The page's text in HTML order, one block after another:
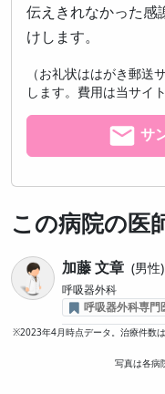
伝えきれなかった感
けします。
（お礼状ははがき郵送
します。費用は当サイ
サ
この病院の医
加藤 文章 男性
呼吸器外科
呼吸器外科専門
※2023年4月時点データ。治療件数
写真は各病